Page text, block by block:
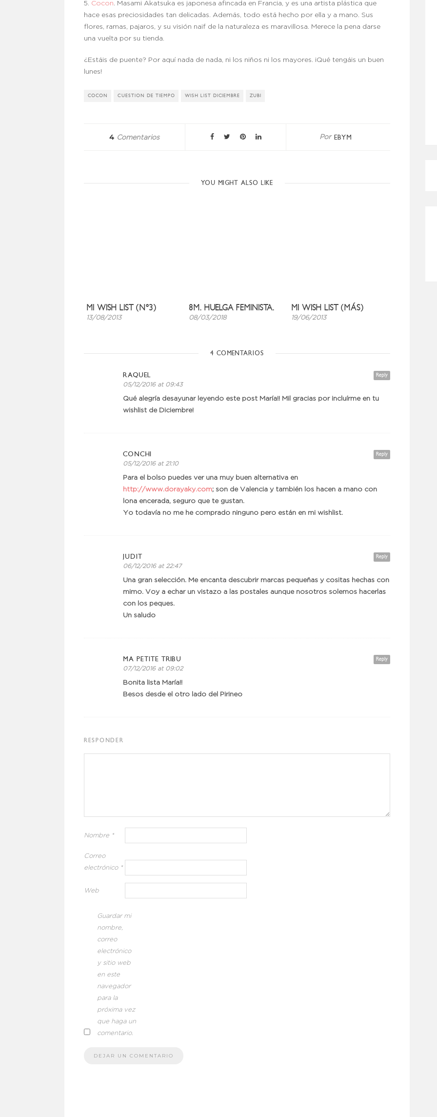
5. Cocon . Masami Akatsuka es japonesa afincada en Francia, y es una artista plástica que
hace esas preciosidades tan delicadas. Además, todo está hecho por ella y a mano. Sus
flores, ramas, pajaros, y su visión naif de la naturaleza es maravillosa. Merece la pena darse
una vuelta por su tienda.
¿Estáis de puente? Por aquí nada de nada, ni los niños ni los mayores. ¡Qué tengáis un buen
lunes!
COCON CUESTION DE TIEMPO WISH LIST DICIEMBRE ZUBI
4 Comentarios Por EBYM
YOU MIGHT ALSO LIKE
MI WISH LIST (Nº3)
13/08/2013
8M. HUELGA FEMINISTA.
08/03/2018
MI WISH LIST (MÁS)
19/06/2013
4 COMENTARIOS
Reply
RAQUEL
05/12/2016 at 09:43
Qué alegría desayunar leyendo este post María!! Mil gracias por incluírme en tu
wishlist de Diciembre!
Reply
CONCHI
05/12/2016 at 21:10
Para el bolso puedes ver una muy buen alternativa en
http://www.dorayaky.com; son de Valencia y también los hacen a mano con
lona encerada, seguro que te gustan.
Yo todavía no me he comprado ninguno pero están en mi wishlist.
Reply
JUDIT
06/12/2016 at 22:47
Una gran selección. Me encanta descubrir marcas pequeñas y cositas hechas con
mimo. Voy a echar un vistazo a las postales aunque nosotros solemos hacerlas
con los peques.
Un saludo
Reply
MA PETITE TRIBU
07/12/2016 at 09:02
Bonita lista María!!
Besos desde el otro lado del Pirineo
RESPONDER
Nombre *
Correo
electrónico *
Web
Guardar mi
nombre,
correo
electrónico
y sitio web
en este
navegador
para la
próxima vez
que haga un
comentario.